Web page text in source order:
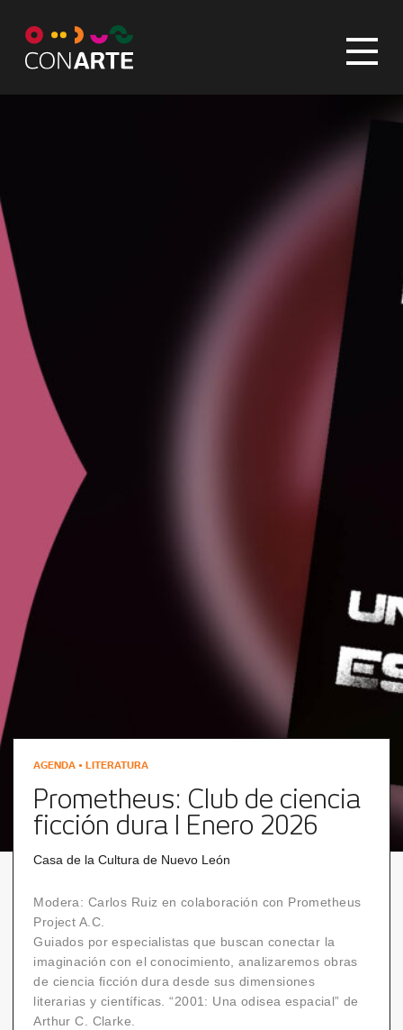
AGENDA • LITERATURA
Prometheus: Club de ciencia
ficción dura I Enero 2026
Casa de la Cultura de Nuevo León
Modera: Carlos Ruiz en colaboración con Prometheus
Project A.C.
Guiados por especialistas que buscan conectar la
imaginación con el conocimiento, analizaremos obras
de ciencia ficción dura desde sus dimensiones
literarias y científicas. “2001: Una odisea espacial” de
Arthur C. Clarke.